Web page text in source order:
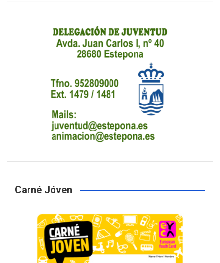
Carné Jóven